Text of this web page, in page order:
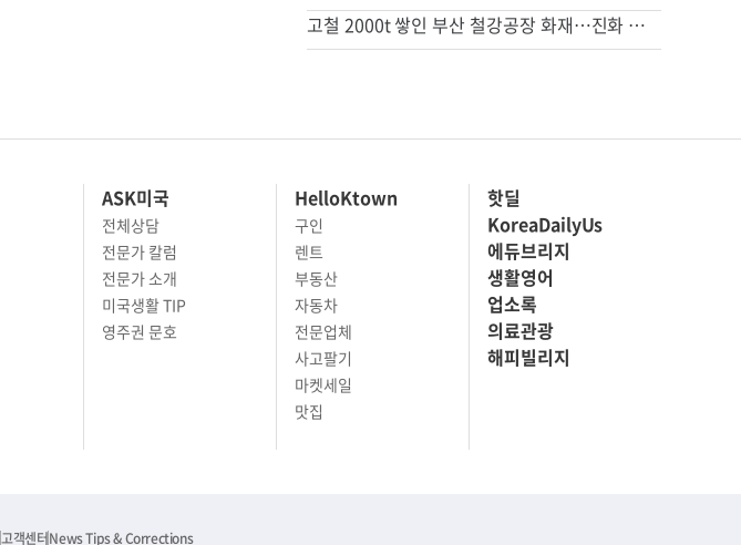
고철 2000t 쌓인 부산 철강공장 화재…진화 장기전
ASK미국
전체상담
전문가 칼럼
전문가 소개
미국생활 TIP
영주권 문호
HelloKtown
구인
렌트
부동산
자동차
전문업체
사고팔기
마켓세일
맛집
핫딜
KoreaDailyUs
에듀브리지
생활영어
업소록
의료관광
해피빌리지
고객센터News Tips & Corrections